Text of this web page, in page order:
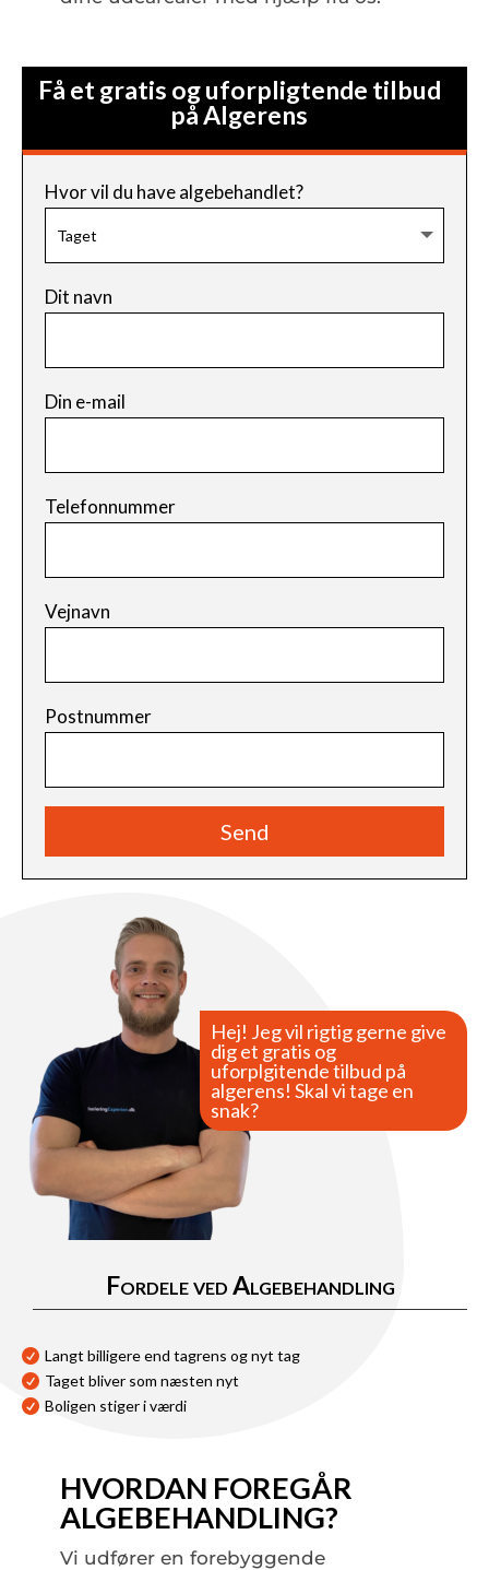
Få et gratis og uforpligtende tilbud
på Algerens
Hvor vil du have algebehandlet?
Dit navn
Din e-mail
Telefonnummer
Vejnavn
Postnummer
Send
Hej! Jeg vil rigtig gerne give
dig et gratis og
uforplgitende tilbud på
algerens! Skal vi tage en
snak?
Fordele ved Algebehandling
 Langt billigere end tagrens og nyt tag
 Taget bliver som næsten nyt
 Boligen stiger i værdi
HVORDAN FOREGÅR
ALGEBEHANDLING?
Vi udfører en forebyggende